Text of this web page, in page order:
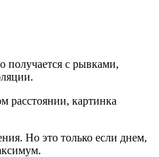
получается с рывками,
расстоянии, картинка
Но это только если днем,